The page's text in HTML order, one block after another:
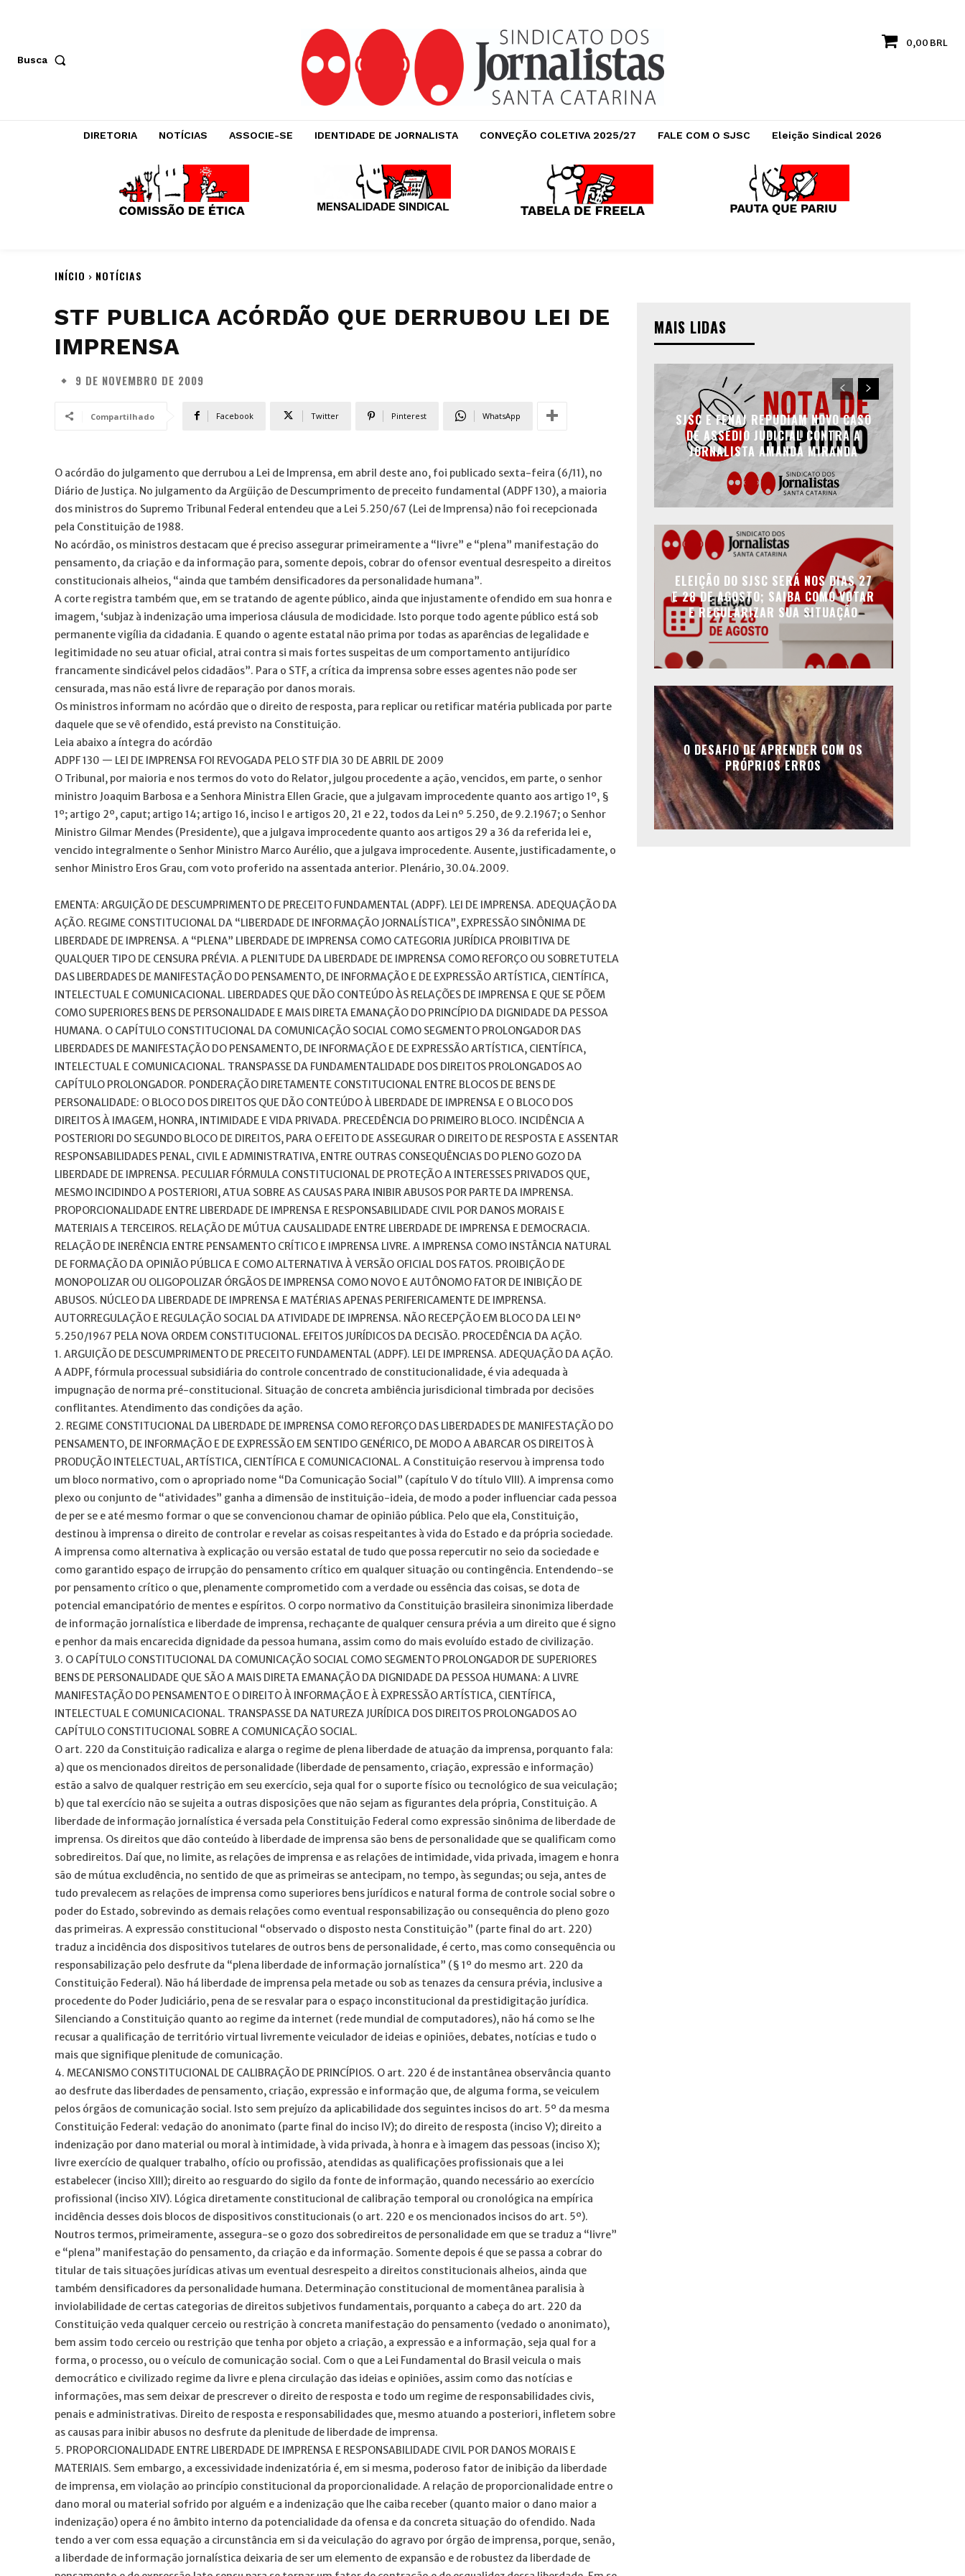
Busca
0,00 BRL
DIRETORIA NOTÍCIAS ASSOCIE-SE IDENTIDADE DE JORNALISTA CONVEÇÃO COLETIVA 2025/27 FALE COM O SJSC Eleição Sindical 2026
INÍCIO NOTÍCIAS
STF PUBLICA ACÓRDÃO QUE DERRUBOU LEI DE
IMPRENSA
9 DE NOVEMBRO DE 2009
Compartilhado Facebook Twitter Pinterest WhatsApp
O acórdão do julgamento que derrubou a Lei de Imprensa, em abril deste ano, foi publicado sexta-feira (6/11), no
Diário de Justiça. No julgamento da Argüição de Descumprimento de preceito fundamental (ADPF 130), a maioria
dos ministros do Supremo Tribunal Federal entendeu que a Lei 5.250/67 (Lei de Imprensa) não foi recepcionada
pela Constituição de 1988.
No acórdão, os ministros destacam que é preciso assegurar primeiramente a “livre” e “plena” manifestação do
pensamento, da criação e da informação para, somente depois, cobrar do ofensor eventual desrespeito a direitos
constitucionais alheios, “ainda que também densificadores da personalidade humana”.
A corte registra também que, em se tratando de agente público, ainda que injustamente ofendido em sua honra e
imagem, ‘subjaz à indenização uma imperiosa cláusula de modicidade. Isto porque todo agente público está sob
permanente vigília da cidadania. E quando o agente estatal não prima por todas as aparências de legalidade e
legitimidade no seu atuar oficial, atrai contra si mais fortes suspeitas de um comportamento antijurídico
francamente sindicável pelos cidadãos”. Para o STF, a crítica da imprensa sobre esses agentes não pode ser
censurada, mas não está livre de reparação por danos morais.
Os ministros informam no acórdão que o direito de resposta, para replicar ou retificar matéria publicada por parte
daquele que se vê ofendido, está previsto na Constituição.
Leia abaixo a íntegra do acórdão
ADPF 130 — LEI DE IMPRENSA FOI REVOGADA PELO STF DIA 30 DE ABRIL DE 2009
O Tribunal, por maioria e nos termos do voto do Relator, julgou procedente a ação, vencidos, em parte, o senhor
ministro Joaquim Barbosa e a Senhora Ministra Ellen Gracie, que a julgavam improcedente quanto aos artigo 1º, §
1º; artigo 2º, caput; artigo 14; artigo 16, inciso I e artigos 20, 21 e 22, todos da Lei nº 5.250, de 9.2.1967; o Senhor
Ministro Gilmar Mendes (Presidente), que a julgava improcedente quanto aos artigos 29 a 36 da referida lei e,
vencido integralmente o Senhor Ministro Marco Aurélio, que a julgava improcedente. Ausente, justificadamente, o
senhor Ministro Eros Grau, com voto proferido na assentada anterior. Plenário, 30.04.2009.
EMENTA: ARGUIÇÃO DE DESCUMPRIMENTO DE PRECEITO FUNDAMENTAL (ADPF). LEI DE IMPRENSA. ADEQUAÇÃO DA
AÇÃO. REGIME CONSTITUCIONAL DA “LIBERDADE DE INFORMAÇÃO JORNALÍSTICA”, EXPRESSÃO SINÔNIMA DE
LIBERDADE DE IMPRENSA. A “PLENA” LIBERDADE DE IMPRENSA COMO CATEGORIA JURÍDICA PROIBITIVA DE
QUALQUER TIPO DE CENSURA PRÉVIA. A PLENITUDE DA LIBERDADE DE IMPRENSA COMO REFORÇO OU SOBRETUTELA
DAS LIBERDADES DE MANIFESTAÇÃO DO PENSAMENTO, DE INFORMAÇÃO E DE EXPRESSÃO ARTÍSTICA, CIENTÍFICA,
INTELECTUAL E COMUNICACIONAL. LIBERDADES QUE DÃO CONTEÚDO ÀS RELAÇÕES DE IMPRENSA E QUE SE PÕEM
COMO SUPERIORES BENS DE PERSONALIDADE E MAIS DIRETA EMANAÇÃO DO PRINCÍPIO DA DIGNIDADE DA PESSOA
HUMANA. O CAPÍTULO CONSTITUCIONAL DA COMUNICAÇÃO SOCIAL COMO SEGMENTO PROLONGADOR DAS
LIBERDADES DE MANIFESTAÇÃO DO PENSAMENTO, DE INFORMAÇÃO E DE EXPRESSÃO ARTÍSTICA, CIENTÍFICA,
INTELECTUAL E COMUNICACIONAL. TRANSPASSE DA FUNDAMENTALIDADE DOS DIREITOS PROLONGADOS AO
CAPÍTULO PROLONGADOR. PONDERAÇÃO DIRETAMENTE CONSTITUCIONAL ENTRE BLOCOS DE BENS DE
PERSONALIDADE: O BLOCO DOS DIREITOS QUE DÃO CONTEÚDO À LIBERDADE DE IMPRENSA E O BLOCO DOS
DIREITOS À IMAGEM, HONRA, INTIMIDADE E VIDA PRIVADA. PRECEDÊNCIA DO PRIMEIRO BLOCO. INCIDÊNCIA A
POSTERIORI DO SEGUNDO BLOCO DE DIREITOS, PARA O EFEITO DE ASSEGURAR O DIREITO DE RESPOSTA E ASSENTAR
RESPONSABILIDADES PENAL, CIVIL E ADMINISTRATIVA, ENTRE OUTRAS CONSEQUÊNCIAS DO PLENO GOZO DA
LIBERDADE DE IMPRENSA. PECULIAR FÓRMULA CONSTITUCIONAL DE PROTEÇÃO A INTERESSES PRIVADOS QUE,
MESMO INCIDINDO A POSTERIORI, ATUA SOBRE AS CAUSAS PARA INIBIR ABUSOS POR PARTE DA IMPRENSA.
PROPORCIONALIDADE ENTRE LIBERDADE DE IMPRENSA E RESPONSABILIDADE CIVIL POR DANOS MORAIS E
MATERIAIS A TERCEIROS. RELAÇÃO DE MÚTUA CAUSALIDADE ENTRE LIBERDADE DE IMPRENSA E DEMOCRACIA.
RELAÇÃO DE INERÊNCIA ENTRE PENSAMENTO CRÍTICO E IMPRENSA LIVRE. A IMPRENSA COMO INSTÂNCIA NATURAL
DE FORMAÇÃO DA OPINIÃO PÚBLICA E COMO ALTERNATIVA À VERSÃO OFICIAL DOS FATOS. PROIBIÇÃO DE
MONOPOLIZAR OU OLIGOPOLIZAR ÓRGÃOS DE IMPRENSA COMO NOVO E AUTÔNOMO FATOR DE INIBIÇÃO DE
ABUSOS. NÚCLEO DA LIBERDADE DE IMPRENSA E MATÉRIAS APENAS PERIFERICAMENTE DE IMPRENSA.
AUTORREGULAÇÃO E REGULAÇÃO SOCIAL DA ATIVIDADE DE IMPRENSA. NÃO RECEPÇÃO EM BLOCO DA LEI Nº
5.250/1967 PELA NOVA ORDEM CONSTITUCIONAL. EFEITOS JURÍDICOS DA DECISÃO. PROCEDÊNCIA DA AÇÃO.
1. ARGUIÇÃO DE DESCUMPRIMENTO DE PRECEITO FUNDAMENTAL (ADPF). LEI DE IMPRENSA. ADEQUAÇÃO DA AÇÃO.
A ADPF, fórmula processual subsidiária do controle concentrado de constitucionalidade, é via adequada à
impugnação de norma pré-constitucional. Situação de concreta ambiência jurisdicional timbrada por decisões
conflitantes. Atendimento das condições da ação.
2. REGIME CONSTITUCIONAL DA LIBERDADE DE IMPRENSA COMO REFORÇO DAS LIBERDADES DE MANIFESTAÇÃO DO
PENSAMENTO, DE INFORMAÇÃO E DE EXPRESSÃO EM SENTIDO GENÉRICO, DE MODO A ABARCAR OS DIREITOS À
PRODUÇÃO INTELECTUAL, ARTÍSTICA, CIENTÍFICA E COMUNICACIONAL. A Constituição reservou à imprensa todo
um bloco normativo, com o apropriado nome “Da Comunicação Social” (capítulo V do título VIII). A imprensa como
plexo ou conjunto de “atividades” ganha a dimensão de instituição-ideia, de modo a poder influenciar cada pessoa
de per se e até mesmo formar o que se convencionou chamar de opinião pública. Pelo que ela, Constituição,
destinou à imprensa o direito de controlar e revelar as coisas respeitantes à vida do Estado e da própria sociedade.
A imprensa como alternativa à explicação ou versão estatal de tudo que possa repercutir no seio da sociedade e
como garantido espaço de irrupção do pensamento crítico em qualquer situação ou contingência. Entendendo-se
por pensamento crítico o que, plenamente comprometido com a verdade ou essência das coisas, se dota de
potencial emancipatório de mentes e espíritos. O corpo normativo da Constituição brasileira sinonimiza liberdade
de informação jornalística e liberdade de imprensa, rechaçante de qualquer censura prévia a um direito que é signo
e penhor da mais encarecida dignidade da pessoa humana, assim como do mais evoluído estado de civilização.
3. O CAPÍTULO CONSTITUCIONAL DA COMUNICAÇÃO SOCIAL COMO SEGMENTO PROLONGADOR DE SUPERIORES
BENS DE PERSONALIDADE QUE SÃO A MAIS DIRETA EMANAÇÃO DA DIGNIDADE DA PESSOA HUMANA: A LIVRE
MANIFESTAÇÃO DO PENSAMENTO E O DIREITO À INFORMAÇÃO E À EXPRESSÃO ARTÍSTICA, CIENTÍFICA,
INTELECTUAL E COMUNICACIONAL. TRANSPASSE DA NATUREZA JURÍDICA DOS DIREITOS PROLONGADOS AO
CAPÍTULO CONSTITUCIONAL SOBRE A COMUNICAÇÃO SOCIAL.
O art. 220 da Constituição radicaliza e alarga o regime de plena liberdade de atuação da imprensa, porquanto fala:
a) que os mencionados direitos de personalidade (liberdade de pensamento, criação, expressão e informação)
estão a salvo de qualquer restrição em seu exercício, seja qual for o suporte físico ou tecnológico de sua veiculação;
b) que tal exercício não se sujeita a outras disposições que não sejam as figurantes dela própria, Constituição. A
liberdade de informação jornalística é versada pela Constituição Federal como expressão sinônima de liberdade de
imprensa. Os direitos que dão conteúdo à liberdade de imprensa são bens de personalidade que se qualificam como
sobredireitos. Daí que, no limite, as relações de imprensa e as relações de intimidade, vida privada, imagem e honra
são de mútua excludência, no sentido de que as primeiras se antecipam, no tempo, às segundas; ou seja, antes de
tudo prevalecem as relações de imprensa como superiores bens jurídicos e natural forma de controle social sobre o
poder do Estado, sobrevindo as demais relações como eventual responsabilização ou consequência do pleno gozo
das primeiras. A expressão constitucional “observado o disposto nesta Constituição” (parte final do art. 220)
traduz a incidência dos dispositivos tutelares de outros bens de personalidade, é certo, mas como consequência ou
responsabilização pelo desfrute da “plena liberdade de informação jornalística” (§ 1º do mesmo art. 220 da
Constituição Federal). Não há liberdade de imprensa pela metade ou sob as tenazes da censura prévia, inclusive a
procedente do Poder Judiciário, pena de se resvalar para o espaço inconstitucional da prestidigitação jurídica.
Silenciando a Constituição quanto ao regime da internet (rede mundial de computadores), não há como se lhe
recusar a qualificação de território virtual livremente veiculador de ideias e opiniões, debates, notícias e tudo o
mais que signifique plenitude de comunicação.
4. MECANISMO CONSTITUCIONAL DE CALIBRAÇÃO DE PRINCÍPIOS. O art. 220 é de instantânea observância quanto
ao desfrute das liberdades de pensamento, criação, expressão e informação que, de alguma forma, se veiculem
pelos órgãos de comunicação social. Isto sem prejuízo da aplicabilidade dos seguintes incisos do art. 5º da mesma
Constituição Federal: vedação do anonimato (parte final do inciso IV); do direito de resposta (inciso V); direito a
indenização por dano material ou moral à intimidade, à vida privada, à honra e à imagem das pessoas (inciso X);
livre exercício de qualquer trabalho, ofício ou profissão, atendidas as qualificações profissionais que a lei
estabelecer (inciso XIII); direito ao resguardo do sigilo da fonte de informação, quando necessário ao exercício
profissional (inciso XIV). Lógica diretamente constitucional de calibração temporal ou cronológica na empírica
incidência desses dois blocos de dispositivos constitucionais (o art. 220 e os mencionados incisos do art. 5º).
Noutros termos, primeiramente, assegura-se o gozo dos sobredireitos de personalidade em que se traduz a “livre”
e “plena” manifestação do pensamento, da criação e da informação. Somente depois é que se passa a cobrar do
titular de tais situações jurídicas ativas um eventual desrespeito a direitos constitucionais alheios, ainda que
também densificadores da personalidade humana. Determinação constitucional de momentânea paralisia à
inviolabilidade de certas categorias de direitos subjetivos fundamentais, porquanto a cabeça do art. 220 da
Constituição veda qualquer cerceio ou restrição à concreta manifestação do pensamento (vedado o anonimato),
bem assim todo cerceio ou restrição que tenha por objeto a criação, a expressão e a informação, seja qual for a
forma, o processo, ou o veículo de comunicação social. Com o que a Lei Fundamental do Brasil veicula o mais
democrático e civilizado regime da livre e plena circulação das ideias e opiniões, assim como das notícias e
informações, mas sem deixar de prescrever o direito de resposta e todo um regime de responsabilidades civis,
penais e administrativas. Direito de resposta e responsabilidades que, mesmo atuando a posteriori, infletem sobre
as causas para inibir abusos no desfrute da plenitude de liberdade de imprensa.
5. PROPORCIONALIDADE ENTRE LIBERDADE DE IMPRENSA E RESPONSABILIDADE CIVIL POR DANOS MORAIS E
MATERIAIS. Sem embargo, a excessividade indenizatória é, em si mesma, poderoso fator de inibição da liberdade
de imprensa, em violação ao princípio constitucional da proporcionalidade. A relação de proporcionalidade entre o
dano moral ou material sofrido por alguém e a indenização que lhe caiba receber (quanto maior o dano maior a
indenização) opera é no âmbito interno da potencialidade da ofensa e da concreta situação do ofendido. Nada
tendo a ver com essa equação a circunstância em si da veiculação do agravo por órgão de imprensa, porque, senão,
a liberdade de informação jornalística deixaria de ser um elemento de expansão e de robustez da liberdade de
MAIS LIDAS
SJSC E FENAJ REPUDIAM NOVO CASO
DE ASSÉDIO JUDICIAL CONTRA A
JORNALISTA AMANDA MIRANDA
ELEIÇÃO DO SJSC SERÁ NOS DIAS 27
E 28 DE AGOSTO; SAIBA COMO VOTAR
E REGULARIZAR SUA SITUAÇÃO
O DESAFIO DE APRENDER COM OS
PRÓPRIOS ERROS